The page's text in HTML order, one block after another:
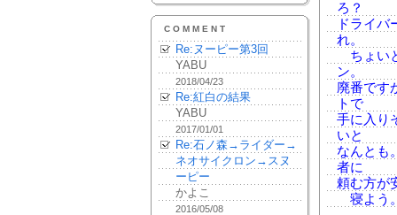
COMMENT
Re:ヌーピー第3回
YABU
2018/04/23
Re:紅白の結果
YABU
2017/01/01
Re:石ノ森→ライダー→
ネオサイクロン→スヌ
ーピー
かよこ
2016/05/08
ろ？
ドライバ
れ。
ちょい
ン。
廃番です
トで
手に入り
いと
なんとも
者に
頼む方が
寝よう